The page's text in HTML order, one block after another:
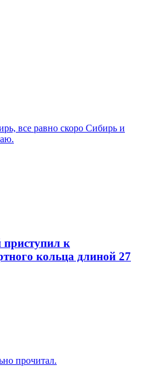
все равно скоро Сибирь и
приступил к
кольца длиной 27
прочитал.